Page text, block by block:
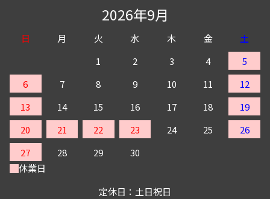
2026年9月
日 月 火 水 木 金
土
1
2 3 4
5
6
7 8 9 10 11
12
13
14 15 16 17 18
19
20
21 22 23 24 25
26
27
28 29
30
休業日
定休日：土日祝日